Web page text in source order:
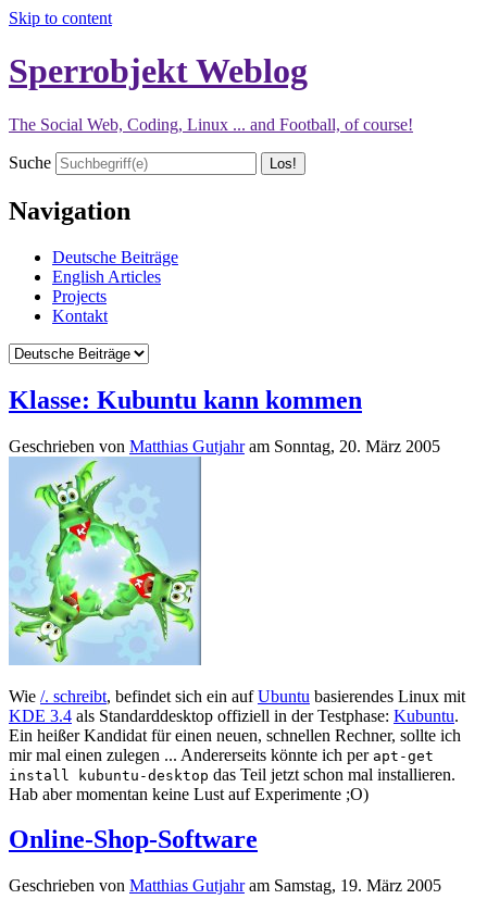
Skip to content
Sperrobjekt Weblog
The Social Web, Coding, Linux ... and Football, of course!
Suche
Navigation
Deutsche Beiträge
English Articles
Projects
Kontakt
Klasse: Kubuntu kann kommen
Geschrieben von Matthias Gutjahram Sonntag, 20. März 2005
Wie /. schreibt, befindet sich ein aufUbuntu basierendes Linux mit
KDE 3.4 als Standarddesktop offiziell in der Testphase: Kubuntu.
Ein heißer Kandidat für einen neuen, schnellen Rechner, sollte ich
mir mal einen zulegen ... Andererseits könnte ich per apt-get
install kubuntu-desktop das Teil jetzt schon mal installieren.
Hab aber momentan keine Lust auf Experimente ;O)
Online-Shop-Software
Geschrieben von Matthias Gutjahram Samstag, 19. März 2005